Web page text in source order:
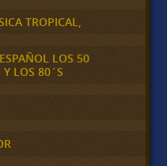
TROPICAL,
LOS 50
LOS 80´S